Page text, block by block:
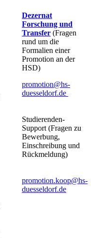
Dezernat
Forschung und
Transfer (Fragen
rund um die
Formalien einer
Promotion an der
HSD)
promotion@hs-
duesseldorf.de
Studierenden-
Support (Fragen zu
Bewerbung,
Einschreibung und
Rückmeldung)
promotion.koop@hs-
duesseldorf.de